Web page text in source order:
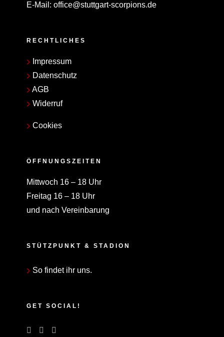
E-Mail: office@stuttgart-scorpions.de
RECHTLICHES
Impressum
Datenschutz
AGB
Widerruf
Cookies
ÖFFNUNGSZEITEN
Mittwoch 16 – 18 Uhr
Freitag 16 – 18 Uhr
und nach Vereinbarung
STÜTZPUNKT & STADION
So findet ihr uns.
GET SOCIAL!